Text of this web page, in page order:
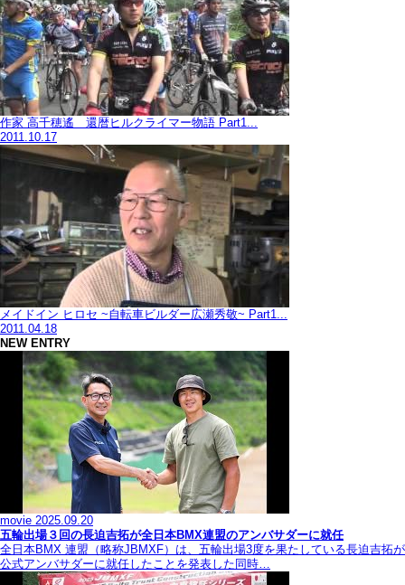
作家 高千穂遙 還暦ヒルクライマー物語 Part1...
2011.10.17
メイドイン ヒロセ ~自転車ビルダー広瀬秀敬~ Part1...
2011.04.18
NEW ENTRY
movie 2025.09.20
五輪出場３回の長迫吉拓が全日本BMX連盟のアンバサダーに就任
全日本BMX 連盟（略称JBMXF）は、五輪出場3度を果たしている長迫吉拓が
公式アンバサダーに就任したことを発表した同時…